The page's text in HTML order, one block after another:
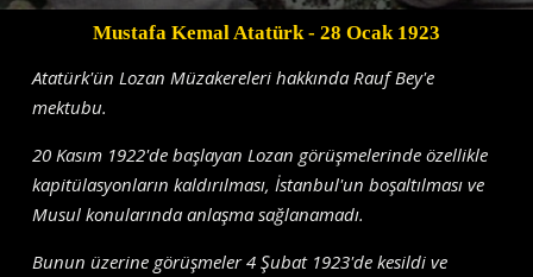
Mustafa Kemal Atatürk - 28 Ocak 1923
Atatürk'ün Lozan Müzakereleri hakkında Rauf Bey'e
mektubu.
20 Kasım 1922'de başlayan Lozan görüşmelerinde özellikle
kapitülasyonların kaldırılması, İstanbul'un boşaltılması ve
Musul konularında anlaşma sağlanamadı.
Bunun üzerine görüşmeler 4 Şubat 1923'de kesildi ve